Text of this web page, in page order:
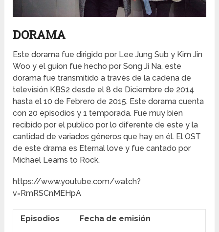
DORAMA
Este dorama fue dirigido por Lee Jung Sub y Kim Jin
Woo y el guion fue hecho por Song Ji Na, este
dorama fue transmitido a través de la cadena de
televisión KBS2 desde el 8 de Diciembre de 2014
hasta el 10 de Febrero de 2015. Este dorama cuenta
con 20 episodios y 1 temporada. Fue muy bien
recibido por el publico por lo diferente de este y la
cantidad de variados géneros que hay en él. El OST
de este drama es Eternal love y fue cantado por
Michael Learns to Rock.
https://www.youtube.com/watch?
v=RmRSCnMEHpA
Episodios Fecha de emisión